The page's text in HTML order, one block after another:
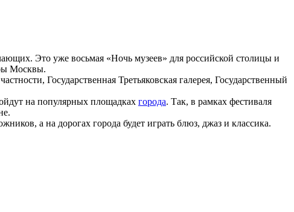
Это уже восьмая «Ночь музеев» для российской столицы и
Москвы.
Государственная Третьяковская галерея, Государственный
на популярных площадках города. Так, в рамках фестиваля
а на дорогах города будет играть блюз, джаз и классика.